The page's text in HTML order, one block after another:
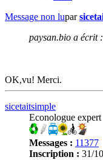
Message non lupar
paysan.bio a écrit :
OK,vu! Merci.
sicetaitsimple
Econologue expert
Messages : 11377
Inscription : 31/